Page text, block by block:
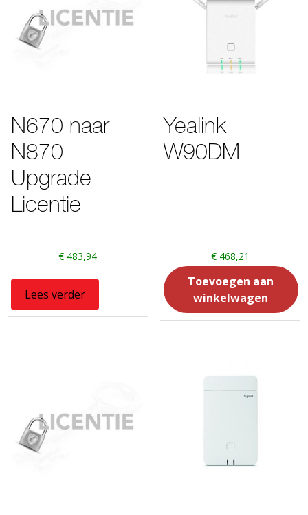
N670 naar
N870
Upgrade
Licentie
€ 483,94
Lees verder
Yealink
W90DM
€468,21
Toevoegen aan
winkelwagen